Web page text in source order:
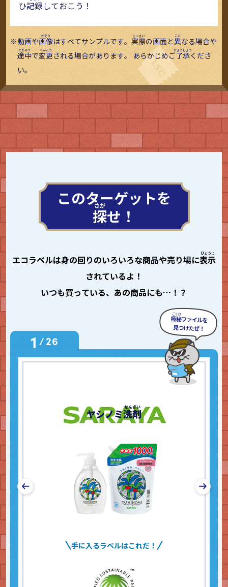
ひ記録しておこう！
動画や画像はすべてサンプルです。 実際の画面と異なる場合や
途中で変更される場合があります。 あらかじめご了承くださ
い。
このターゲットを
探せ！
エコラベルは身の回りのいろいろな商品や売り場に表示
されているよ！
いつも買っている、あの商品にも…！？
ヤシノミ洗剤
手に入るラベルはこれだ！
1 /26